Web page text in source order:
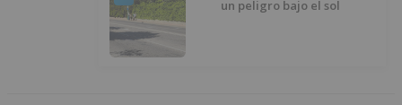
un peligro bajo el sol